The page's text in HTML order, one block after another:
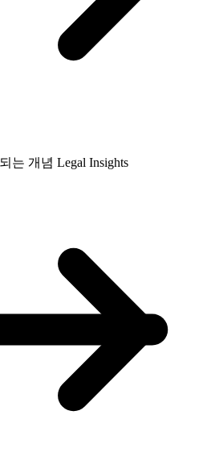
는 개념 Legal Insights